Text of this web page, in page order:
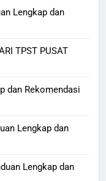
Lengkap dan
TPST PUSAT
dan Rekomendasi
Lengkap dan
Lengkap dan